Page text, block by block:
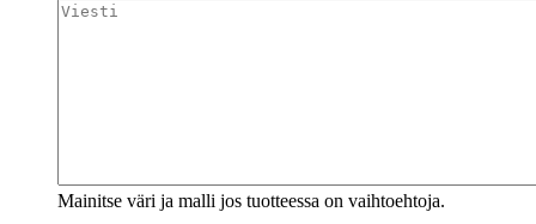
Mainitse väri ja malli jos tuotteessa on vaihtoehtoja.